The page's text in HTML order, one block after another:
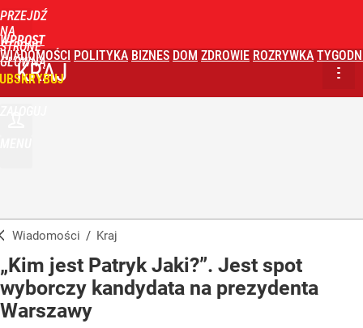
PRZEJDŹ
NA
STRONĘ
GŁÓWNĄ
WPROST
WIADOMOŚCI POLITYKA BIZNES DOM ZDROWIE ROZRYWKA
KRAJ
Wiadomości / Kraj
„Kim jest Patryk Jaki?”. Jest spot
wyborczy kandydata na prezydenta
Warszawy